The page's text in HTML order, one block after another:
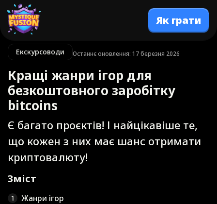
Як грати
Екскурсоводи Останнє оновлення: 17 березня 2026
Кращі жанри ігор для
безкоштовного заробітку
bitcoins
Є багато проєктів! І найцікавіше те,
що кожен з них має шанс отримати
криптовалюту!
Зміст
1 Жанри ігор